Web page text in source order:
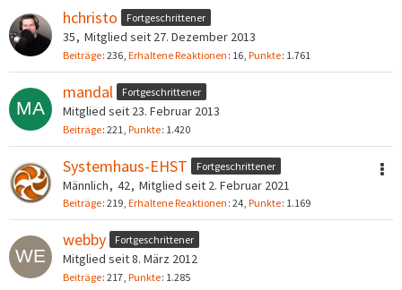
hchristo Fortgeschrittener
35 Mitglied seit 27. Dezember 2013
Beiträge 236 Erhaltene Reaktionen 16 Punkte 1.761
mandal Fortgeschrittener
Mitglied seit 23. Februar 2013
Beiträge 221 Punkte 1.420
Systemhaus-EHST Fortgeschrittener
Männlich 42 Mitglied seit 2. Februar 2021
Beiträge 219 Erhaltene Reaktionen 24 Punkte 1.169
webby Fortgeschrittener
Mitglied seit 8. März 2012
Beiträge 217 Punkte 1.285